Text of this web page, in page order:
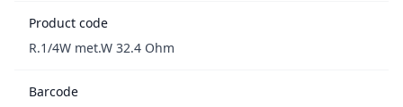
Product code
R.1/4W met.W 32.4 Ohm
Barcode